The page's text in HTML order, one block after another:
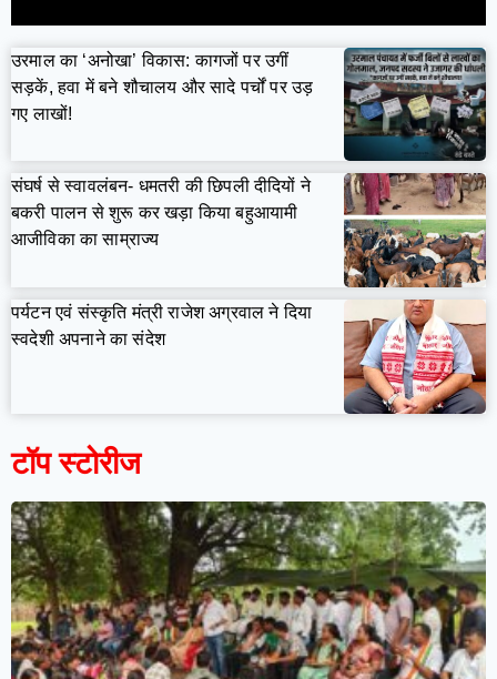
उरमाल का ‘अनोखा’ विकास: कागजों पर उगीं
सड़कें, हवा में बने शौचालय और सादे पर्चों पर उड़
गए लाखों!
संघर्ष से स्वावलंबन- धमतरी की छिपली दीदियों ने
बकरी पालन से शुरू कर खड़ा किया बहुआयामी
आजीविका का साम्राज्य
पर्यटन एवं संस्कृति मंत्री राजेश अग्रवाल ने दिया
स्वदेशी अपनाने का संदेश
टॉप स्टोरीज